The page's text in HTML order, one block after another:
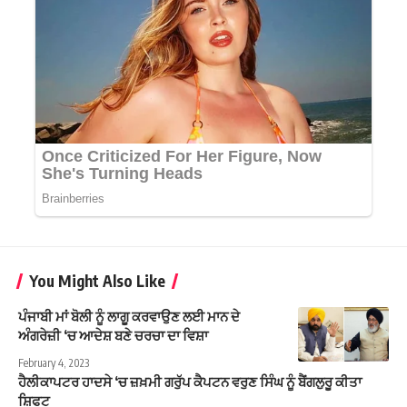
You Might Also Like
ਪੰਜਾਬੀ ਮਾਂ ਬੋਲੀ ਨੂੰ ਲਾਗੂ ਕਰਵਾਉਣ ਲਈ ਮਾਨ ਦੇ
ਅੰਗਰੇਜ਼ੀ ‘ਚ ਆਦੇਸ਼ ਬਣੇ ਚਰਚਾ ਦਾ ਵਿਸ਼ਾ
February 4, 2023
ਹੈਲੀਕਾਪਟਰ ਹਾਦਸੇ ‘ਚ ਜ਼ਖ਼ਮੀ ਗਰੁੱਪ ਕੈਪਟਨ ਵਰੁਣ ਸਿੰਘ ਨੂੰ ਬੈਂਗਲੁਰੂ ਕੀਤਾ
ਸ਼ਿਫਟ